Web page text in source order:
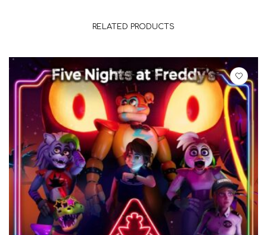
RELATED PRODUCTS